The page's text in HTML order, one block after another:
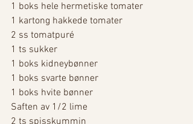
1 boks hele hermetiske tomater
1 kartong hakkede tomater
2 ss tomatpuré
1 ts sukker
1 boks kidneybønner
1 boks svarte bønner
1 boks hvite bønner
Saften av 1/2 lime
2 ts spisskummin